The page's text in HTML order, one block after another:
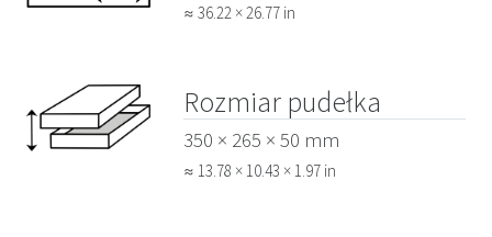
≈ 36.22 × 26.77 in
Rozmiar pudełka
350 × 265 × 50 mm
≈ 13.78 × 10.43 × 1.97 in